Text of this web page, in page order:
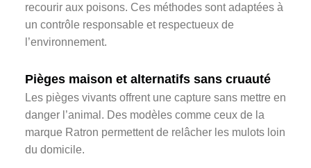
recourir aux poisons. Ces méthodes sont adaptées à
un contrôle responsable et respectueux de
l’environnement.
Pièges maison et alternatifs sans cruauté
Les pièges vivants offrent une capture sans mettre en
danger l’animal. Des modèles comme ceux de la
marque Ratron permettent de relâcher les mulots loin
du domicile.